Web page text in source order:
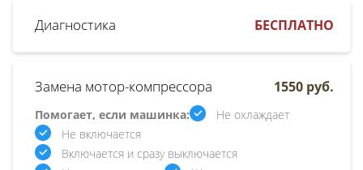
Диагностика БЕСПЛАТНО
Замена мотор-компрессора
Помогает, если машинка:
Не охлаждает
Не включается
Включается и сразу выключается
1550 руб.